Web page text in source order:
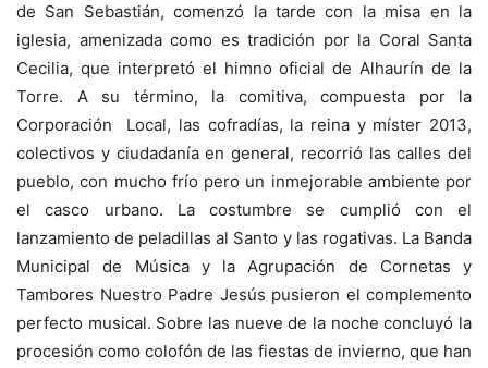
de San Sebastián, comenzó la tarde con la misa en la
iglesia, amenizada como es tradición por la Coral Santa
Cecilia, que interpretó el himno oficial de Alhaurín de la
Torre. A su término, la comitiva, compuesta por la
Corporación Local, las cofradías, la reina y míster 2013,
colectivos y ciudadanía en general, recorrió las calles del
pueblo, con mucho frío pero un inmejorable ambiente por
el casco urbano. La costumbre se cumplió con el
lanzamiento de peladillas al Santo y las rogativas. La Banda
Municipal de Música y la Agrupación de Cornetas y
Tambores Nuestro Padre Jesús pusieron el complemento
perfecto musical. Sobre las nueve de la noche concluyó la
procesión como colofón de las fiestas de invierno, que han